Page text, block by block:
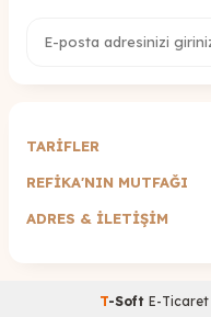
TARİFLER
REFİKA'NIN MUTFAĞI
ADRES & İLETIŞIM
T-Soft E-Ticaret